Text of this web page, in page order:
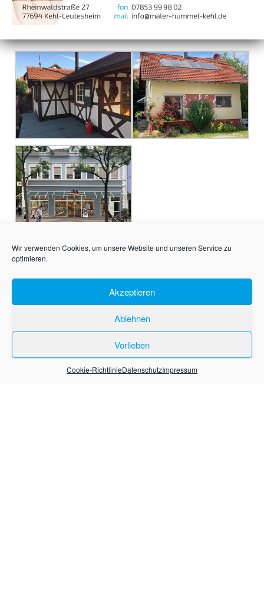
Wir verwenden Cookies, um unsere Website und unseren Service zu
optimieren.
Akzeptieren
Ablehnen
Vorlieben
Cookie-RichtlinieDatenschutzImpressum
und dauerhaften Materialien – in Deutschland entwickelt
und hergestellt.
Stolz präsentiert vonWordPress|Theme:Envo Blog